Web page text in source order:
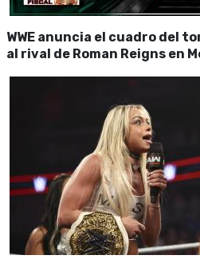
WWE anuncia el cuadro del
al rival de Roman Reigns en